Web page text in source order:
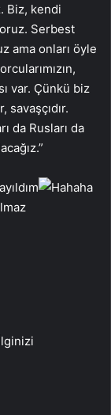
Biz, kendi
Serbest
ama onları öyle
var. Çünkü biz
savaşçıdır.
da Rusları da